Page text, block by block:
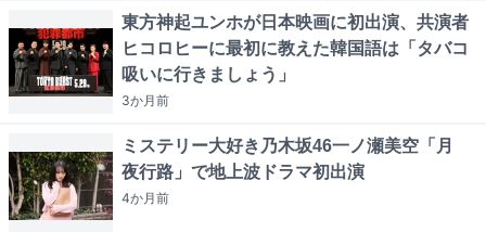
東方神起ユンホが日本映画に初出演、共演者
ヒコロヒーに最初に教えた韓国語は「タバコ
吸いに行きましょう」
3か月前
ミステリー大好き乃木坂46一ノ瀬美空「月
夜行路」で地上波ドラマ初出演
4か月前